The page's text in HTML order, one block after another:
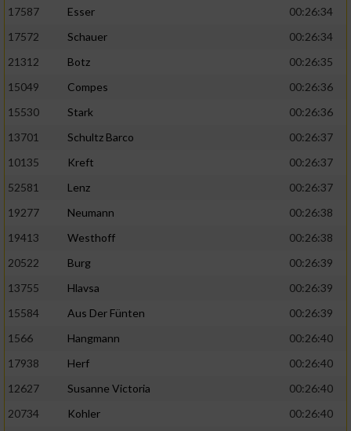
17587 Esser
00:26:34
17572
Schauer
00:26:34
21312
Botz
00:26:35
15049
Compes
00:26:36
15530
Stark
00:26:36
13701
Schultz Barco
00:26:37
10135
Kreft
00:26:37
52581
Lenz
00:26:37
19277
Neumann
00:26:38
19413
Westhoff
00:26:38
20522
Burg
00:26:39
13755
Hlavsa
00:26:39
15584
Aus Der Fünten
00:26:39
1566
Hangmann
00:26:40
17938
Herf
00:26:40
12627
Susanne Victoria
00:26:40
20734
Kohler
00:26:40